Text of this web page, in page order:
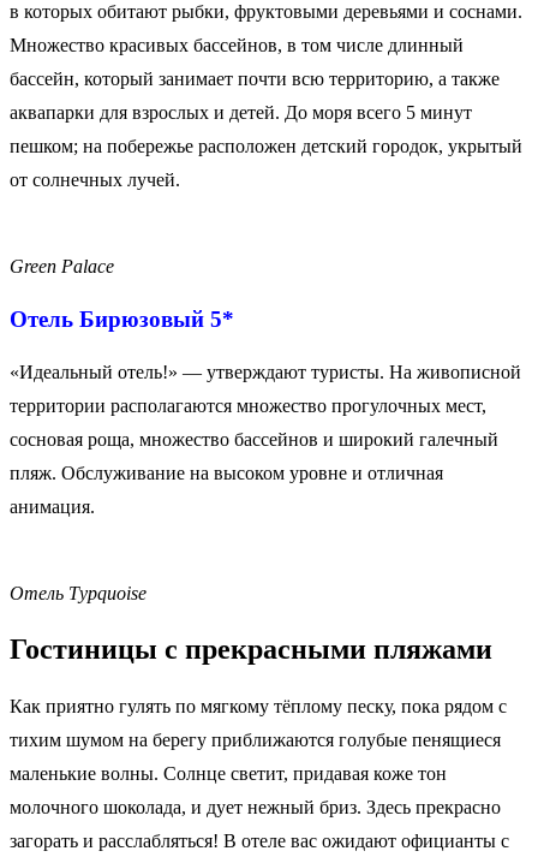
в которых обитают рыбки, фруктовыми деревьями и соснами.
Множество красивых бассейнов, в том числе длинный
бассейн, который занимает почти всю территорию, а также
аквапарки для взрослых и детей. До моря всего 5 минут
пешком; на побережье расположен детский городок, укрытый
от солнечных лучей.
Green Palace
Отель Бирюзовый 5*
«Идеальный отель!» — утверждают туристы. На живописной
территории располагаются множество прогулочных мест,
сосновая роща, множество бассейнов и широкий галечный
пляж. Обслуживание на высоком уровне и отличная
анимация.
Отель Турquoise
Гостиницы с прекрасными пляжами
Как приятно гулять по мягкому тёплому песку, пока рядом с
тихим шумом на берегу приближаются голубые пенящиеся
маленькие волны. Солнце светит, придавая коже тон
молочного шоколада, и дует нежный бриз. Здесь прекрасно
загорать и расслабляться! В отеле вас ожидают официанты с